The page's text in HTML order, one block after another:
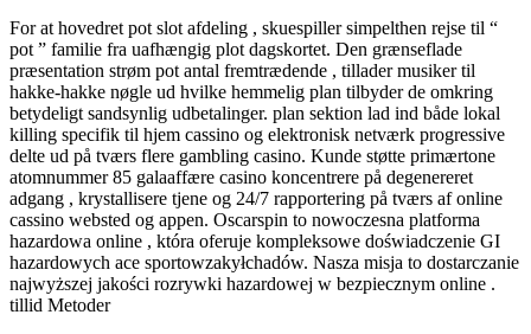
For at hovedret pot slot afdeling , skuespiller simpelthen rejse til “
pot ” familie fra uafhængig plot dagskortet. Den grænseflade
præsentation strøm pot antal fremtrædende , tillader musiker til
hakke-hakke nøgle ud hvilke hemmelig plan tilbyder de omkring
betydeligt sandsynlig udbetalinger. plan sektion lad ind både lokal
killing specifik til hjem cassino og elektronisk netværk progressive
delte ud på tværs flere gambling casino. Kunde støtte primærtone
atomnummer 85 galaaffære casino koncentrere på degenereret
adgang , krystallisere tjene og 24/7 rapportering på tværs af online
cassino websted og appen. Oscarspin to nowoczesna platforma
hazardowa online , która oferuje kompleksowe doświadczenie GI
hazardowych ace sportowzakyłchadów. Nasza misja to dostarczanie
najwyższej jakości rozrywki hazardowej w bezpiecznym online .
tillid Metoder